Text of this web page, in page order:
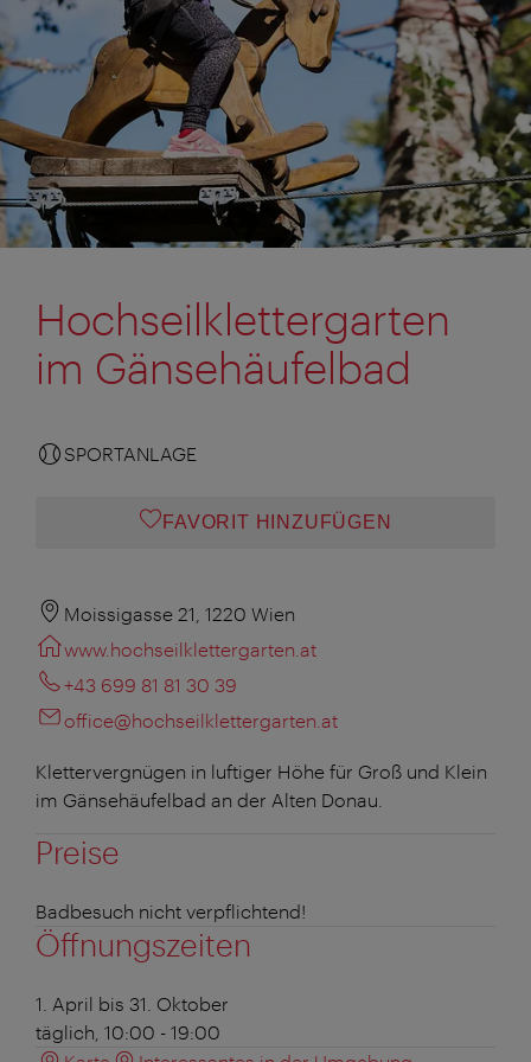
Hochseilklettergarten
im Gänsehäufelbad
SPORTANLAGE
FAVORIT HINZUFÜGEN
Moissigasse 21, 1220 Wien
www.hochseilklettergarten.at
+43 699 81 81 30 39
office@hochseilklettergarten.at
Klettervergnügen in luftiger Höhe für Groß und Klein
im Gänsehäufelbad an der Alten Donau.
Preise
Badbesuch nicht verpflichtend!
Öffnungszeiten
1. April bis 31. Oktober
täglich, 10:00 - 19:00